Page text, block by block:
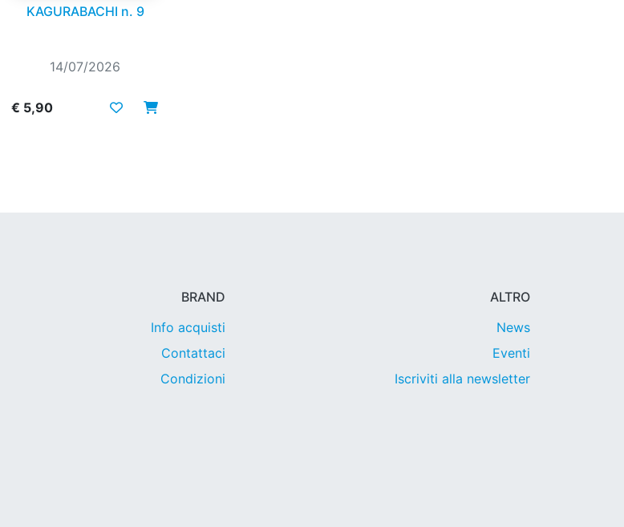
KAGURABACHI n. 9
14/07/2026
€ 5,90
BRAND
Info acquisti
Contattaci
Condizioni
ALTRO
News
Eventi
Iscriviti alla newsletter